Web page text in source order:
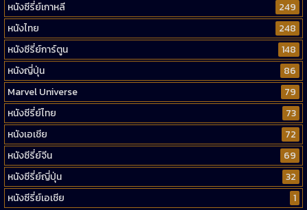
หนังซีรี่ย์เกาหลี
249
หนังไทย
248
หนังซีรี่ย์การ์ตูน
148
หนังญี่ปุ่น
86
Marvel Universe
79
หนังซีรี่ย์ไทย
73
หนังเอเชีย
72
หนังซีรี่ย์จีน
69
หนังซีรี่ย์ญี่ปุ่น
32
หนังซีรี่ย์เอเชีย
1